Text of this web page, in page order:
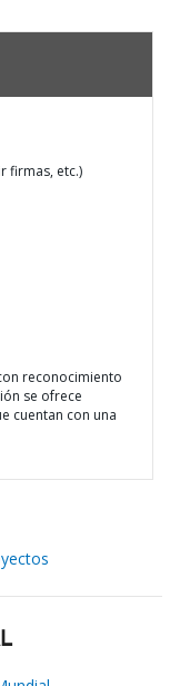
firmas, etc.)
reconocimiento
se ofrece
cuentan con una